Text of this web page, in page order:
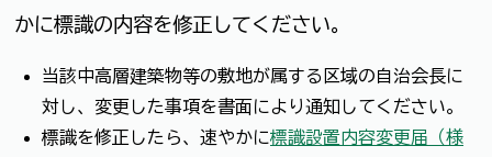
かに標識の内容を修正してください。
当該中高層建築物等の敷地が属する区域の自治会長に
対し、変更した事項を書面により通知してください。
標識を修正したら、速やかに標識設置内容変更届（様